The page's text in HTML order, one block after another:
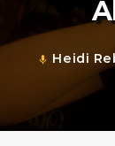
mic Heidi